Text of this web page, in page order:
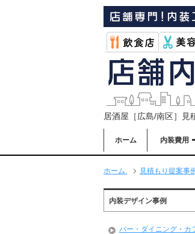
居酒屋［広島/南区］見
ホーム 内装費用
ホーム 見積もり提案事
内装デザイン事例
バー・ダイニング・カ